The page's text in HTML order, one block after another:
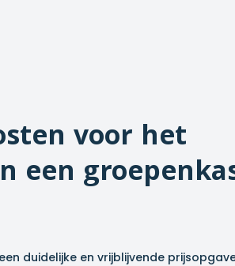
voor het
een
duidelijke en vrijblijvende